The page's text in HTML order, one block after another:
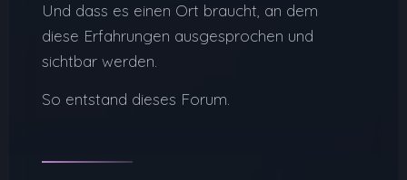
Und dass es einen Ort braucht, an dem
diese Erfahrungen ausgesprochen und
sichtbar werden.
So entstand dieses Forum.